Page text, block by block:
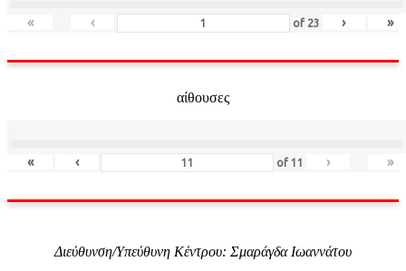
« ‹ of 23 › »
αίθουσες
« ‹ of11 › »
Διεύθυνση/Υπεύθυνη Κέντρου: Σμαράγδα Ιωαννάτου